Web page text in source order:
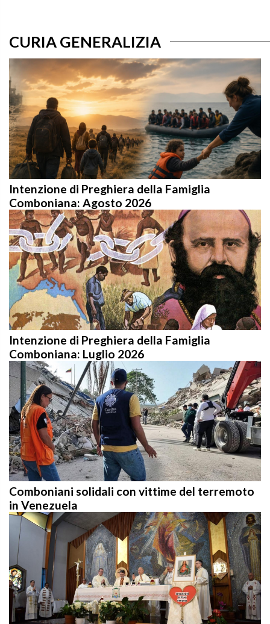
CURIA GENERALIZIA
Intenzione di Preghiera della Famiglia
Comboniana: Agosto 2026
Intenzione di Preghiera della Famiglia
Comboniana: Luglio 2026
Comboniani solidali con vittime del terremoto
in Venezuela